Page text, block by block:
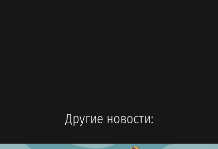
Другие новости: